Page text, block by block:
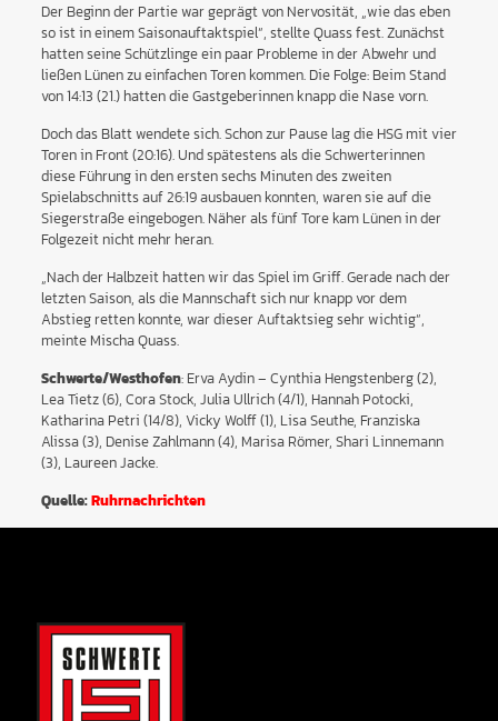
Der Beginn der Partie war geprägt von Nervosität, „wie das eben
so ist in einem Saisonauftaktspiel“, stellte Quass fest. Zunächst
hatten seine Schützlinge ein paar Probleme in der Abwehr und
ließen Lünen zu einfachen Toren kommen. Die Folge: Beim Stand
von 14:13 (21.) hatten die Gastgeberinnen knapp die Nase vorn.
Doch das Blatt wendete sich. Schon zur Pause lag die HSG mit vier
Toren in Front (20:16). Und spätestens als die Schwerterinnen
diese Führung in den ersten sechs Minuten des zweiten
Spielabschnitts auf 26:19 ausbauen konnten, waren sie auf die
Siegerstraße eingebogen. Näher als fünf Tore kam Lünen in der
Folgezeit nicht mehr heran.
„Nach der Halbzeit hatten wir das Spiel im Griff. Gerade nach der
letzten Saison, als die Mannschaft sich nur knapp vor dem
Abstieg retten konnte, war dieser Auftaktsieg sehr wichtig“,
meinte Mischa Quass.
Schwerte/Westhofen: Erva Aydin – Cynthia Hengstenberg (2),
Lea Tietz (6), Cora Stock, Julia Ullrich (4/1), Hannah Potocki,
Katharina Petri (14/8), Vicky Wolff (1), Lisa Seuthe, Franziska
Alissa (3), Denise Zahlmann (4), Marisa Römer, Shari Linnemann
(3), Laureen Jacke.
Quelle:Ruhrnachrichten